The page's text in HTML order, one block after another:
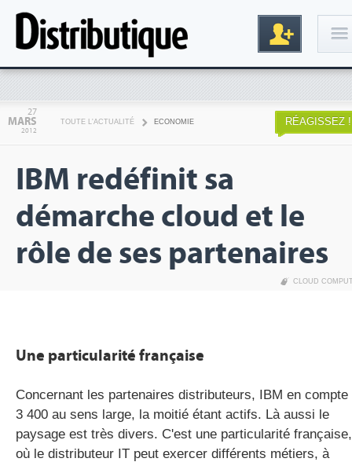
Inscription
gratuite
27
MARS
2012
TOUTE L'ACTUALITÉ ECONOMIE RÉAGISSEZ !
IBM redéfinit sa
démarche cloud et le
rôle de ses partenaires
CLOUD
Une particularité française
Concernant les partenaires distributeurs, IBM en compte
3 400 au sens large, la moitié étant actifs. Là aussi le
paysage est très divers. C'est une particularité française,
où le distributeur IT peut exercer différents métiers, à